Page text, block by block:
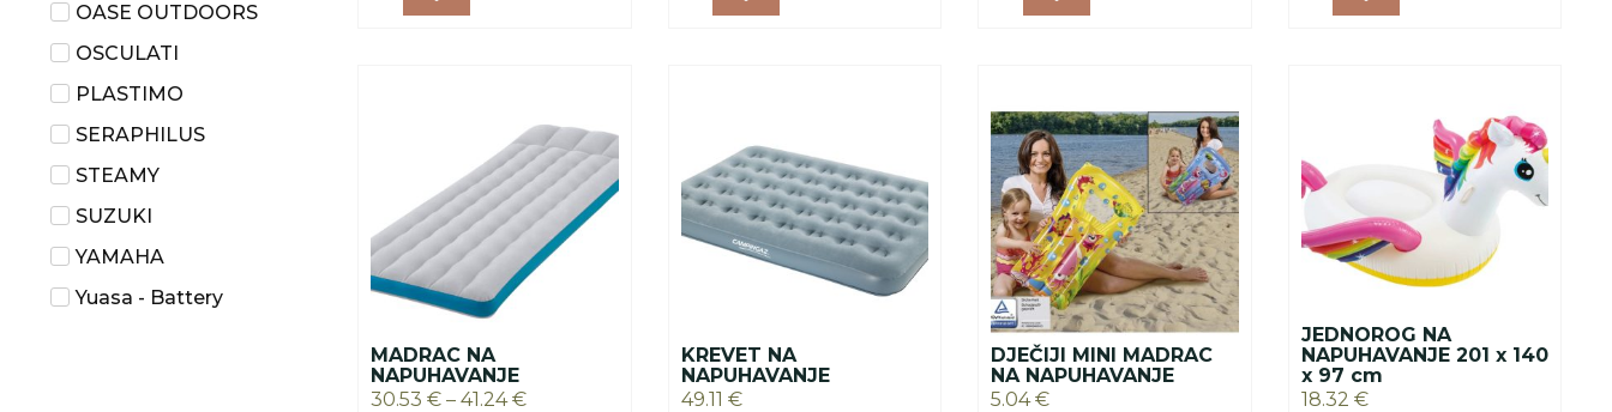
OASE OUTDOORS
OSCULATI
PLASTIMO
SERAPHILUS
STEAMY
SUZUKI
YAMAHA
Yuasa - Battery
MADRAC NA
NAPUHAVANJE
30.53 € – 41.24€
KREVET NA
NAPUHAVANJE
49.11 €
DJEČIJI MINI MADRAC
NA NAPUHAVANJE
5.04€
JEDNOROG NA
NAPUHAVANJE 201 x 140
x 97 cm
18.32 €